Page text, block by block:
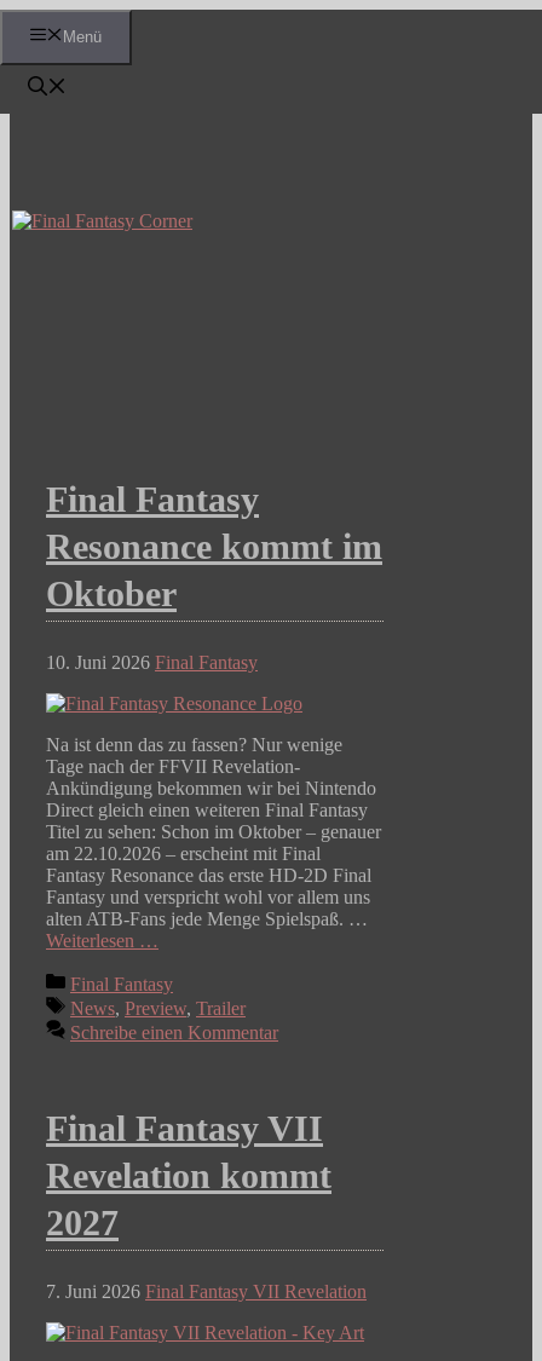
Zum
Inhalt
springen
Menü
Final Fantasy
Resonance kommt im
Oktober
10. Juni 2026 Final Fantasy
Na ist denn das zu fassen? Nur wenige
Tage nach der FFVII Revelation-
Ankündigung bekommen wir bei Nintendo
Direct gleich einen weiteren Final Fantasy
Titel zu sehen: Schon im Oktober – genauer
am 22.10.2026 – erscheint mit Final
Fantasy Resonance das erste HD-2D Final
Fantasy und verspricht wohl vor allem uns
alten ATB-Fans jede Menge Spielspaß. …
Weiterlesen …
Kategorien
Final Fantasy
Schlagwörter
News, Preview, Trailer
Schreibe einen Kommentar
Final Fantasy VII
Revelation kommt
2027
7. Juni 2026 Final Fantasy VII Revelation